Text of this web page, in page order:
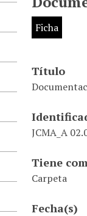
Ficha
Título
JCMA_A
Tiene
Carpeta
Fecha(s)